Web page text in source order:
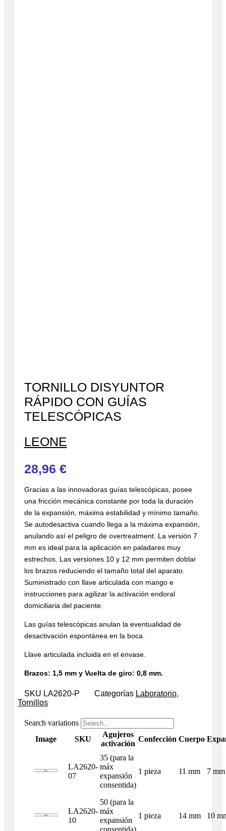
TORNILLO DISYUNTOR
RÁPIDO CON GUÍAS
TELESCÓPICAS
LEONE
28,96 €
Gracias a las innovadoras guías telescópicas, posee
una fricción mecánica constante por toda la duración
de la expansión, máxima estabilidad y mínimo tamaño.
Se autodesactiva cuando llega a la máxima expansión,
anulando así el peligro de overtreatment. La versión 7
mm es ideal para la aplicación en paladares muy
estrechos. Las versiones 10 y 12 mm permiten doblar
los brazos reduciendo el tamaño total del aparato.
Suministrado con llave articulada con mango e
instrucciones para agilizar la activación endoral
domiciliaria del paciente.
Las guías telescópicas anulan la eventualidad de
desactivación espontánea en la boca.
Llave articulada incluida en el envase.
Brazos: 1,5 mm y Vuelta de giro: 0,8 mm.
SKU LA2620-P Categorías Laboratorio,
Tornillos
Search variations
Image
SKU
Agujeros
activación
Confección Cuerpo
LA2620-
07
35 (para la
máx
expansión
consentida)
1 pieza 11 mm 7 mm
LA2620-
10
50 (para la
máx
expansión
consentida)
1 pieza 14 mm 10